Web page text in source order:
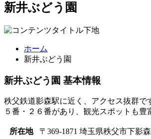
新井ぶどう園
ホーム
新井ぶどう園
新井ぶどう園 基本情報
秩父鉄道影森駅に近く、アクセス抜群で
５番・２６番があり、観光スポットも豊
所在地
〒369-1871 埼玉県秩父市下影